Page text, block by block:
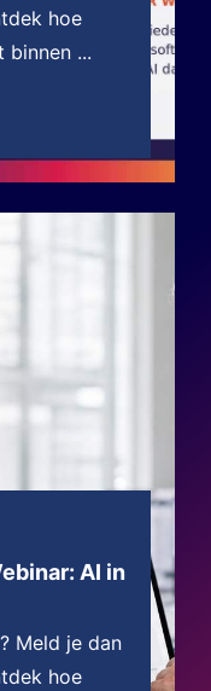
hoe
binnen ...
AI in
Meld je dan
hoe